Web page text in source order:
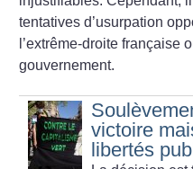
tentatives d’usurpation
l’extrême-droite française
gouvernement.
victoire
libertés